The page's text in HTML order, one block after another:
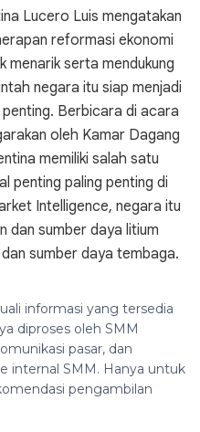
Lucero Luis mengatakan
reformasi ekonomi
menarik serta mendukung
negara itu siap menjadi
Berbicara di acara
oleh Kamar Dagang
memiliki salah satu
penting paling penting di
Intelligence, negara itu
dan sumber daya litium
sumber daya tembaga.
informasi yang tersedia
diproses oleh SMM
pasar, dan
internal SMM. Hanya untuk
pengambilan